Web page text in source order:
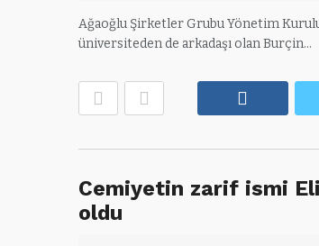
Ağaoğlu Şirketler Grubu Yönetim
üniversiteden de arkadaşı olan Burçin…
Cemiyetin zarif ismi
oldu